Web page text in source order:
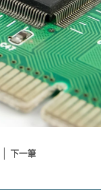
下一筆